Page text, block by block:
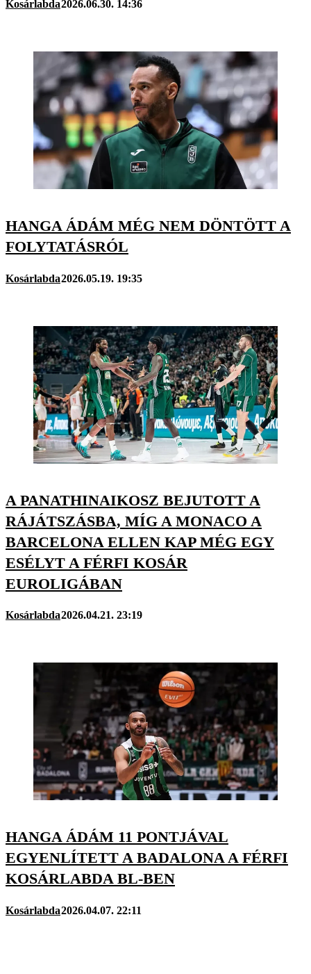
Kosárlabda2026.06.30. 14:36
HANGA ÁDÁM MÉG NEM DÖNTÖTT A
FOLYTATÁSRÓL
Kosárlabda2026.05.19. 19:35
A PANATHINAIKOSZ BEJUTOTT A
RÁJÁTSZÁSBA, MÍG A MONACO A
BARCELONA ELLEN KAP MÉG EGY
ESÉLYT A FÉRFI KOSÁR
EUROLIGÁBAN
Kosárlabda2026.04.21. 23:19
HANGA ÁDÁM 11 PONTJÁVAL
EGYENLÍTETT A BADALONA A FÉRFI
KOSÁRLABDA BL-BEN
Kosárlabda2026.04.07. 22:11